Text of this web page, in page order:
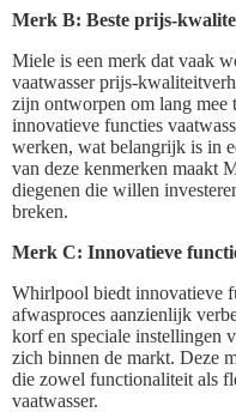
Merk B: Beste prijs-
Miele is een merk dat vaak
vaatwasser prijs-
zijn ontworpen om lang mee
innovatieve functies
werken, wat belangrijk is in
van deze kenmerken maakt
diegenen die willen
breken.
Merk C: Innovatieve
Whirlpool biedt innovatieve
afwasproces aanzienlijk
korf en speciale instellingen
zich binnen de markt. Deze
die zowel functionaliteit als
vaatwasser.